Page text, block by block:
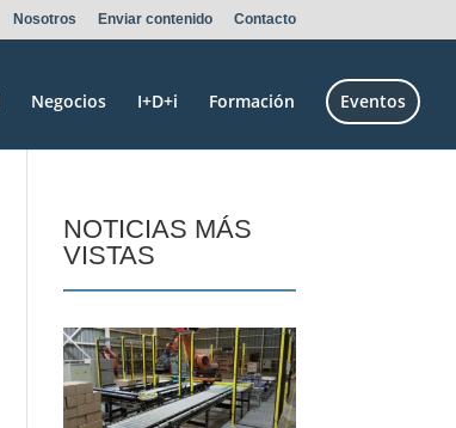
Nosotros Enviar contenido Contacto
Negocios I+D+i Formación Eventos
NOTICIAS MÁS
VISTAS